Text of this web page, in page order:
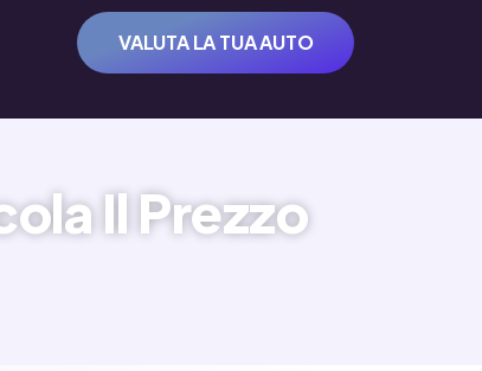
VALUTA LA TUA AUTO
Il Prezzo